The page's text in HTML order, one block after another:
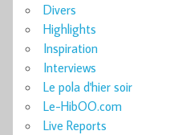
Divers
Highlights
Inspiration
Interviews
Le pola d'hier soir
Le-HibOO.com
Live Reports